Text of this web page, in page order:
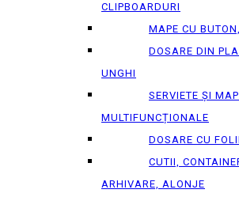
CLIPBOARDURI
MAPE CU
DOSARE DIN
UNGHI
SERVIETE ȘI
MULTIFUNCȚIONALE
DOSARE CU FOLII
CUTII,
ARHIVARE, ALONJE